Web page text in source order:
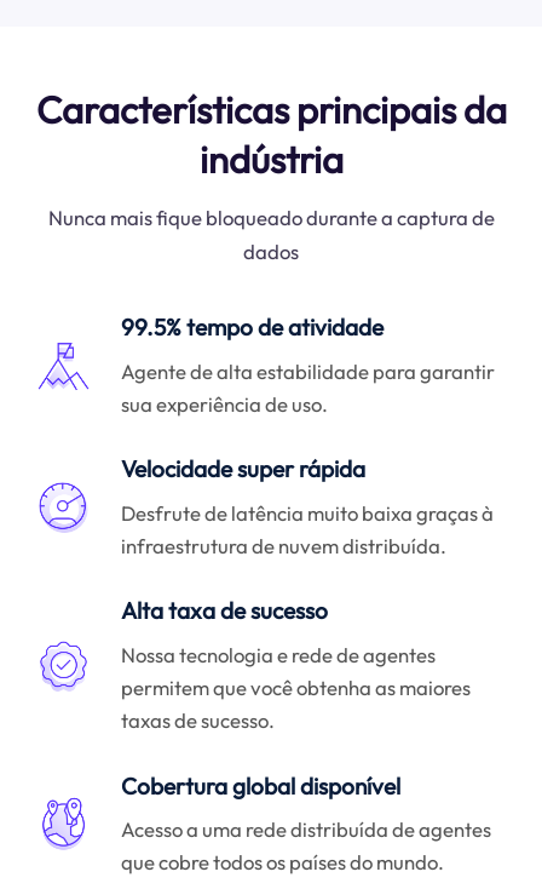
Características principais da
indústria
Nunca mais fique bloqueado durante a captura de
dados
99.5% tempo de atividade
Agente de alta estabilidade para garantir
sua experiência de uso.
Velocidade super rápida
Desfrute de latência muito baixa graças à
infraestrutura de nuvem distribuída.
Alta taxa de sucesso
Nossa tecnologia e rede de agentes
permitem que você obtenha as maiores
taxas de sucesso.
Cobertura global disponível
Acesso a uma rede distribuída de agentes
que cobre todos os países do mundo.